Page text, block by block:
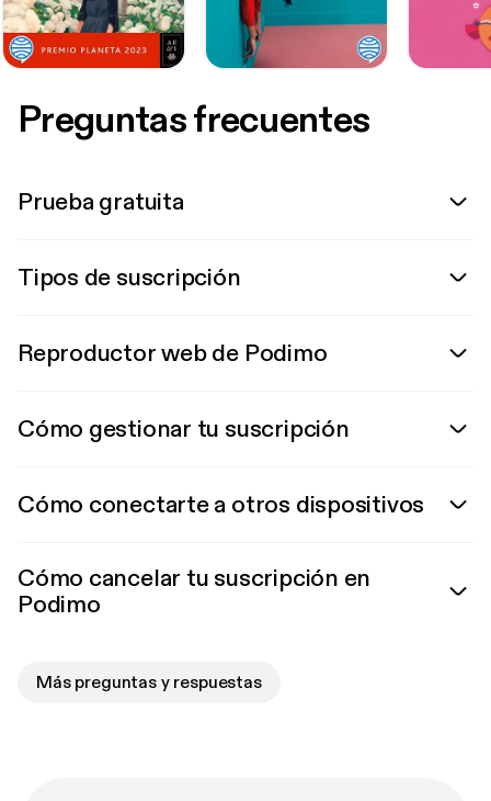
Preguntas frecuentes
Prueba gratuita
Tipos de suscripción
Reproductor web de Podimo
Cómo gestionar tu suscripción
Cómo conectarte a otros dispositivos
Cómo cancelar tu suscripción en
Podimo
Más preguntas y respuestas